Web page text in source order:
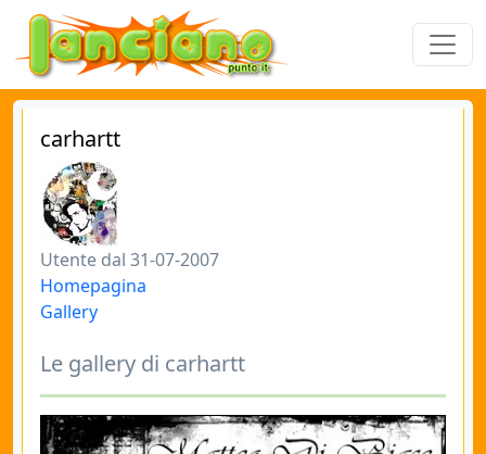
carhartt
Utente dal 31-07-2007
Homepagina
Gallery
Le gallery di carhartt